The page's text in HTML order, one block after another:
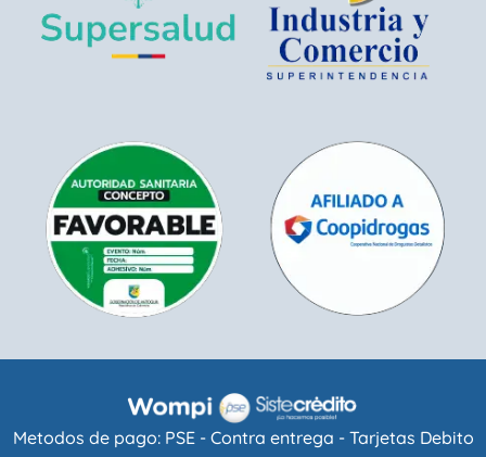
Metodos de pago: PSE - Contra entrega - Tarjetas Debito